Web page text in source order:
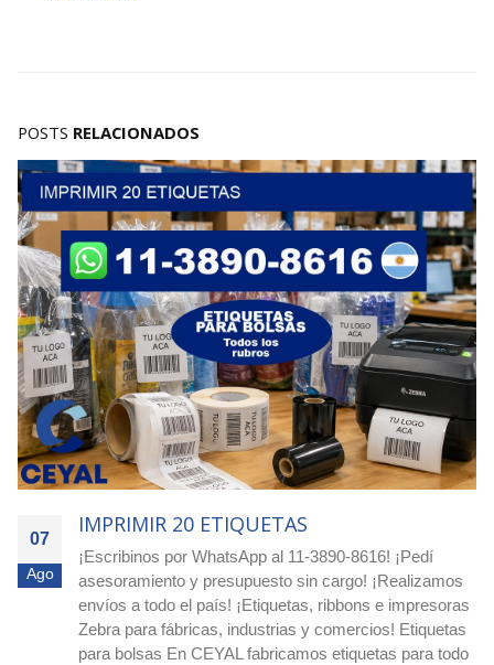
POSTS RELACIONADOS
07
Ago
IMPRIMIR 20 ETIQUETAS
¡Escribinos por WhatsApp al 11-3890-8616! ¡Pedí
asesoramiento y presupuesto sin cargo! ¡Realizamos
envíos a todo el país! ¡Etiquetas, ribbons e impresoras
Zebra para fábricas, industrias y comercios! Etiquetas
para bolsas En CEYAL fabricamos etiquetas para todo